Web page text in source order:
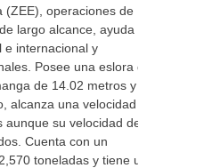
(ZEE), operaciones de
largo alcance, ayuda
e internacional y
Posee una eslora de
de 14.02 metros y
alcanza una velocidad
aunque su velocidad de
Cuenta con un
toneladas y tiene un